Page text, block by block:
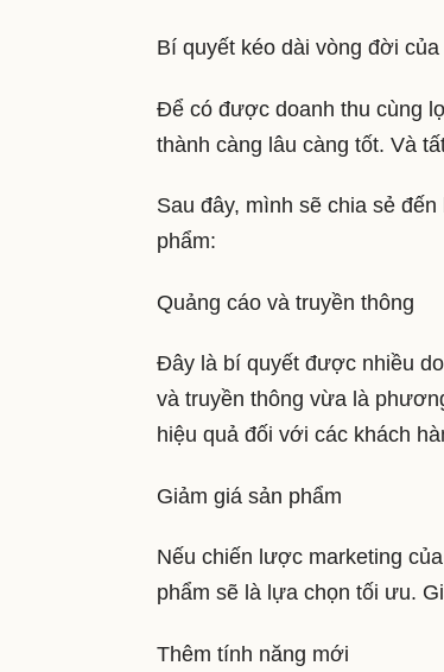
Bí quyết kéo dài vòng đời
Để có được doanh thu cùng
thành càng lâu càng tốt. Và
Sau đây, mình sẽ chia sẻ
phẩm:
Quảng cáo và truyền thông
Đây là bí quyết được nhiều
và truyền thông vừa là
hiệu quả đối với các khách
Giảm giá sản phẩm
Nếu chiến lược marketing
phẩm sẽ là lựa chọn tối ưu.
Thêm tính năng mới